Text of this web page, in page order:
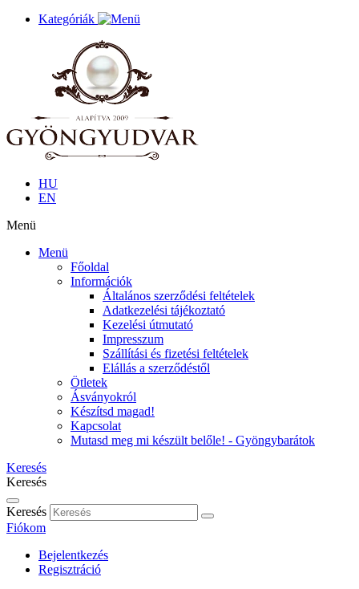
Kategóriák
HU
EN
Menü
Menü
Főoldal
Információk
Általános szerződési feltételek
Adatkezelési tájékoztató
Kezelési útmutató
Impresszum
Szállítási és fizetési feltételek
Elállás a szerződéstől
Ötletek
Ásványokról
Készítsd magad!
Kapcsolat
Mutasd meg mi készült belőle! - Gyöngybarátok
Keresés
Keresés
Keresés
Fiókom
Bejelentkezés
Regisztráció